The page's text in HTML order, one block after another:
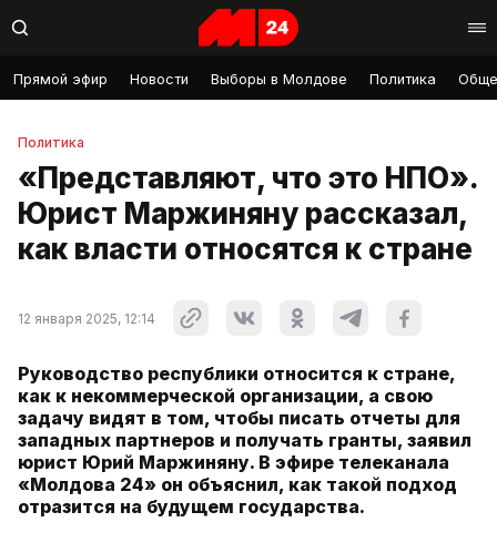
Прямой эфир Новости Выборы в Молдове Политика
Политика
«Представляют, что это НПО».
Юрист Маржиняну рассказал,
как власти относятся к стране
12 января 2025, 12:14
Руководство республики относится к стране,
как к некоммерческой организации, а свою
задачу видят в том, чтобы писать отчеты для
западных партнеров и получать гранты, заявил
юрист Юрий Маржиняну. В эфире телеканала
«Молдова 24» он объяснил, как такой подход
отразится на будущем государства.